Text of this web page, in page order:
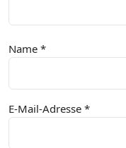
Name *
E-Mail-Adresse *